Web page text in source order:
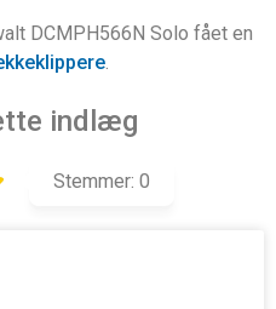
DCMPH566N Solo fået en
.
indlæg
Stemmer: 0